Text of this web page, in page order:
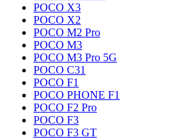
POCO X3
POCO X2
POCO M2 Pro
POCO M3
POCO M3 Pro 5G
POCO C31
POCO F1
POCO PHONE F1
POCO F2 Pro
POCO F3
POCO F3 GT